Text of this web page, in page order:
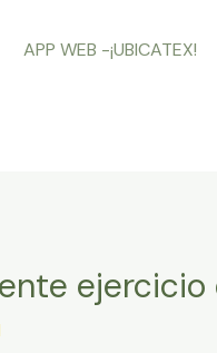
APP WEB -¡UBICATEX!
ejercicio